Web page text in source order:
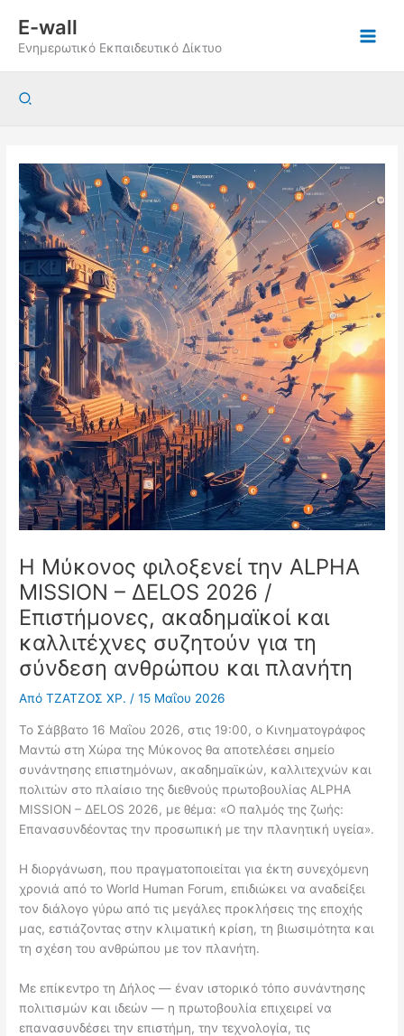
περιεχόμενο
E-wall
Ενημερωτικό Εκπαιδευτικό Δίκτυο
Αναζήτηση
Η Μύκονος φιλοξενεί την ALPHA
MISSION – ΔELOS 2026 /
Επιστήμονες, ακαδημαϊκοί και
καλλιτέχνες συζητούν για τη
σύνδεση ανθρώπου και πλανήτη
ΑπόΤΖΑΤΖΟΣ ΧΡ./15 Μαΐου 2026
Το Σάββατο 16 Μαΐου 2026, στις 19:00, ο Κινηματογράφος
Μαντώ στη Χώρα της Μύκονος θα αποτελέσει σημείο
συνάντησης επιστημόνων, ακαδημαϊκών, καλλιτεχνών και
πολιτών στο πλαίσιο της διεθνούς πρωτοβουλίας ALPHA
MISSION – ΔELOS 2026, με θέμα: «Ο παλμός της ζωής:
Επανασυνδέοντας την προσωπική με την πλανητική υγεία».
Η διοργάνωση, που πραγματοποιείται για έκτη συνεχόμενη
χρονιά από τοWorld Human Forum, επιδιώκει να αναδείξει
τον διάλογο γύρω από τις μεγάλες προκλήσεις της εποχής
μας, εστιάζοντας στην κλιματική κρίση, τη βιωσιμότητα και
τη σχέση του ανθρώπου με τον πλανήτη.
Με επίκεντρο τη Δήλος — έναν ιστορικό τόπο συνάντησης
πολιτισμών και ιδεών — η πρωτοβουλία επιχειρεί να
επανασυνδέσει την επιστήμη, την τεχνολογία, τις